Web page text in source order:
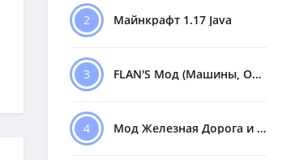
2 Майнкрафт 1.17 Java
3 FLAN'S Мод (Машины, Оружие)
4 Мод Железная Дорога и Поезда